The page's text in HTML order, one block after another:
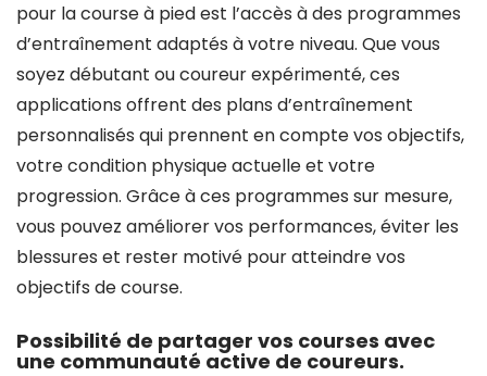
pour la course à pied est l’accès à des programmes
d’entraînement adaptés à votre niveau. Que vous
soyez débutant ou coureur expérimenté, ces
applications offrent des plans d’entraînement
personnalisés qui prennent en compte vos objectifs,
votre condition physique actuelle et votre
progression. Grâce à ces programmes sur mesure,
vous pouvez améliorer vos performances, éviter les
blessures et rester motivé pour atteindre vos
objectifs de course.
Possibilité de partager vos courses avec
une communauté active de coureurs.